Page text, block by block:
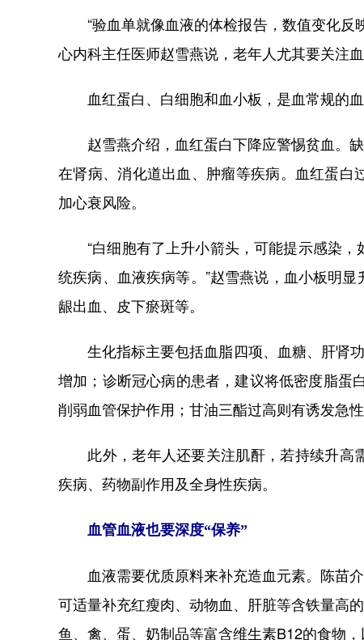
“验血单就像血液的体检报告，数值变化反
心内科主任医师赵雪燕说，老年人尤其要关注血
血红蛋白、白细胞和血小板，是血常规的血
赵雪燕介绍，血红蛋白下降应警惕贫血。缺
在肾病、消化道出血、肿瘤等疾病。血红蛋白
加心衰风险。
“白细胞有了上升小箭头，可能提示感染，
统疾病、血液疾病等。”赵雪燕说，血小板明
龈出血、皮下瘀斑等。
生化指标主要包括血脂四项、血糖、肝肾功
增加；诊断冠心病的患者，建议将低密度脂蛋
削弱血管保护作用；甘油三酯过高则有诱发急性
此外，老年人还要关注肌酐，若持续升高
疾病、药物副作用及全身性疾病。
血管血液也要深度“保养”
血液需要优质原料来补充造血元素。陈苗介
可适量补充红瘦肉、动物血、肝脏等含铁量高
鱼、禽、蛋、奶制品等富含维生素B12的食物